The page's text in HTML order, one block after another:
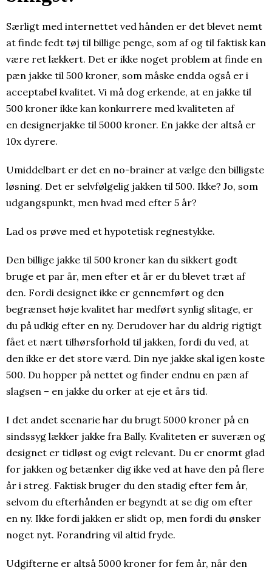
Særligt med internettet ved hånden er det blevet nemt
at finde fedt tøj til billige penge, som af og til faktisk kan
være ret lækkert. Det er ikke noget problem at finde en
pæn jakke til 500 kroner, som måske endda også er i
acceptabel kvalitet. Vi må dog erkende, at en jakke til
500 kroner ikke kan konkurrere med kvaliteten af
en designerjakke til 5000 kroner. En jakke der altså er
10x dyrere.
Umiddelbart er det en no-brainer at vælge den billigste
løsning. Det er selvfølgelig jakken til 500. Ikke? Jo, som
udgangspunkt, men hvad med efter 5 år?
Lad os prøve med et hypotetisk regnestykke.
Den billige jakke til 500 kroner kan du sikkert godt
bruge et par år, men efter et år er du blevet træt af
den. Fordi designet ikke er gennemført og den
begrænset høje kvalitet har medført synlig slitage, er
du på udkig efter en ny. Derudover har du aldrig rigtigt
fået et nært tilhørsforhold til jakken, fordi du ved, at
den ikke er det store værd. Din nye jakke skal igen koste
500. Du hopper på nettet og finder endnu en pæn af
slagsen – en jakke du orker at eje et års tid.
I det andet scenarie har du brugt 5000 kroner på en
sindssyg lækker jakke fra Bally. Kvaliteten er suveræn og
designet er tidløst og evigt relevant. Du er enormt glad
for jakken og betænker dig ikke ved at have den på flere
år i streg. Faktisk bruger du den stadig efter fem år,
selvom du efterhånden er begyndt at se dig om efter
en ny. Ikke fordi jakken er slidt op, men fordi du ønsker
noget nyt. Forandring vil altid fryde.
Udgifterne er altså 5000 kroner for fem år, når den